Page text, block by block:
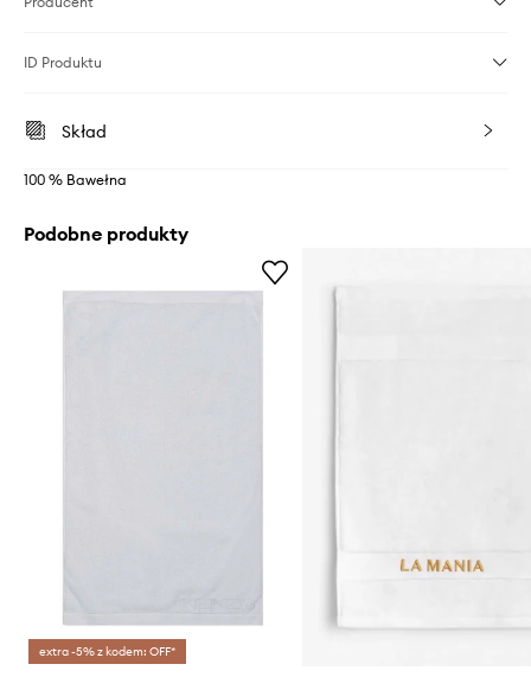
ID Produktu
Skład
100 % Bawełna
Podobne produkty
extra -5% z kodem: OFF*